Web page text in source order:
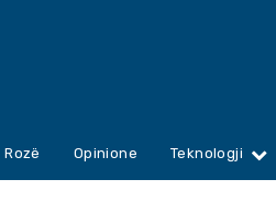
Rozë Opinione Teknologji